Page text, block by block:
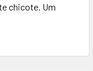
chicote. Um